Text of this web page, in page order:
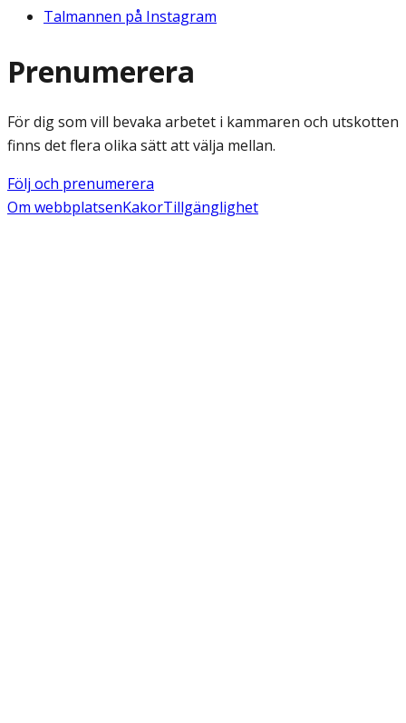
Talmannen på Instagram
Prenumerera
För dig som vill bevaka arbetet i kammaren och utskotten
finns det flera olika sätt att välja mellan.
Följ och prenumerera
Om webbplatsenKakorTillgänglighet